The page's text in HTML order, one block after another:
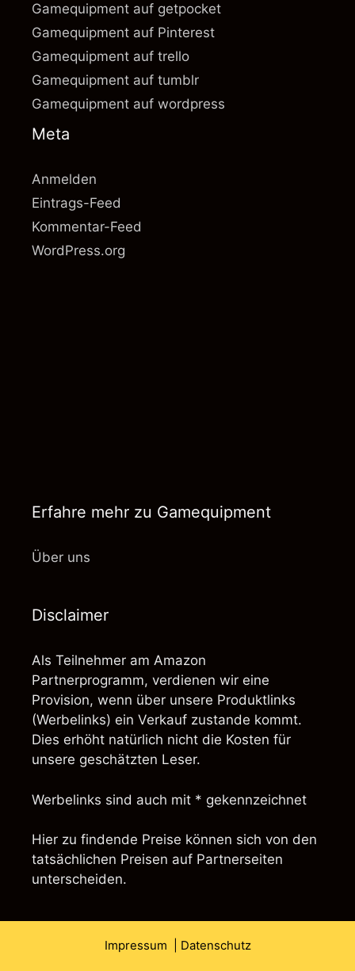
Gamequipment auf getpocket
Gamequipment auf Pinterest
Gamequipment auf trello
Gamequipment auf tumblr
Gamequipment auf wordpress
Meta
Anmelden
Eintrags-Feed
Kommentar-Feed
WordPress.org
Erfahre mehr zu Gamequipment
Über uns
Disclaimer
Als Teilnehmer am Amazon
Partnerprogramm, verdienen wir eine
Provision, wenn über unsere Produktlinks
(Werbelinks) ein Verkauf zustande kommt.
Dies erhöht natürlich nicht die Kosten für
unsere geschätzten Leser.
Werbelinks sind auch mit * gekennzeichnet
Hier zu findende Preise können sich von den
tatsächlichen Preisen auf Partnerseiten
unterscheiden.
Impressum | Datenschutz